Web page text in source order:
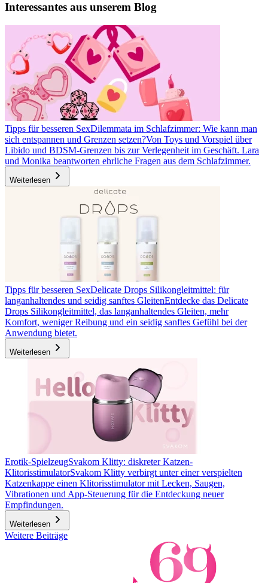
Interessantes aus unserem Blog
Tipps für besseren SexDilemmata im Schlafzimmer: Wie kann man
sich entspannen und Grenzen setzen?Von Toys und Vorspiel über
Libido und BDSM-Grenzen bis zur Verlegenheit im Geschäft. Lara
und Monika beantworten ehrliche Fragen aus dem Schlafzimmer.
Weiterlesen
Tipps für besseren SexDelicate Drops Silikongleitmittel: für
langanhaltendes und seidig sanftes GleitenEntdecke das Delicate
Drops Silikongleitmittel, das langanhaltendes Gleiten, mehr
Komfort, weniger Reibung und ein seidig sanftes Gefühl bei der
Anwendung bietet.
Weiterlesen
Erotik-SpielzeugSvakom Klitty: diskreter Katzen-
KlitorisstimulatorSvakom Klitty verbirgt unter einer verspielten
Katzenkappe einen Klitorisstimulator mit Lecken, Saugen,
Vibrationen und App-Steuerung für die Entdeckung neuer
Empfindungen.
Weiterlesen
Weitere Beiträge